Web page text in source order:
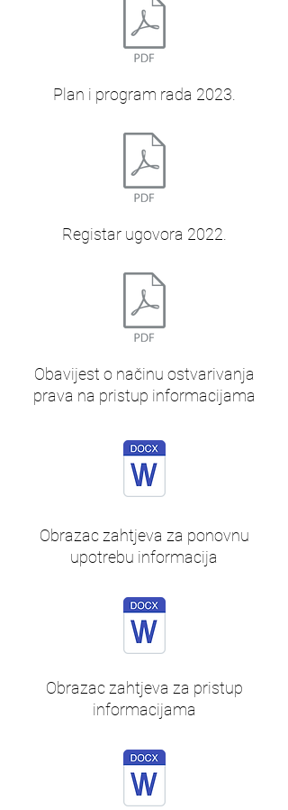
Plan i program rada 2023.
Registar ugovora 2022.
Obavijest o načinu ostvarivanja
prava na pristup informacijama
Obrazac zahtjeva za ponovnu
upotrebu informacija
Obrazac zahtjeva za pristup
informacijama